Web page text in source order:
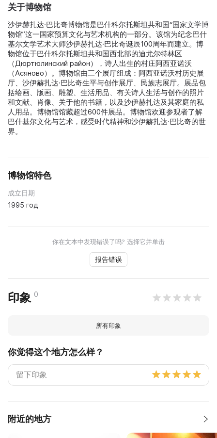
关于博物馆
沙伊赫扎达·巴比奇博物馆是巴什科尔托斯坦共和国“国家文学博
物馆”这一国家预算文化与艺术机构的一部分。该馆为纪念巴什
基尔文学艺术大师沙伊赫扎达·巴比奇诞辰100周年而建立。博
物馆位于巴什科尔托斯坦共和国西北部的迪尤尔特林区
（Дюртюлинский район），诗人出生的村庄阿西亚诺沃
（Асяново）。博物馆由三个展厅组成：阿西亚诺沃村历史展
厅、沙伊赫扎达·巴比奇生平与创作展厅、民族志展厅。展品包
括绘画、版画、雕塑、生活用品、有关诗人生活与创作的照片
和文献、肖像、关于他的书籍，以及沙伊赫扎达及其家庭的私
人用品。博物馆馆藏超过600件展品。博物馆欢迎参观者了解
巴什基尔文化与艺术，感受时代精神和沙伊赫扎达·巴比奇的世
界。
博物馆特色
成立日期
1995 год
你在文本中发现错误了吗? 选择它并单击
报告错误
印象 0
所有印象
你觉得这个地方怎么样？
附近的地方